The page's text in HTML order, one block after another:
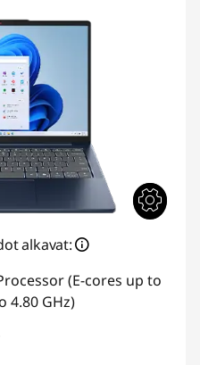
alkavat:
(E-cores up to
4.80 GHz)